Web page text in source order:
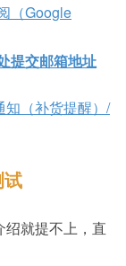
（Google
提交邮箱地址
知（补货提醒）/
绍就提不上，直